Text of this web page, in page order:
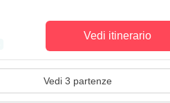
Vedi itinerario
Vedi 3 partenze